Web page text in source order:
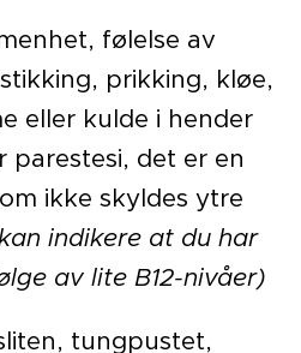
følelse av
prikking, kløe,
eller kulde i hender
parestesi, det er en
ikke skyldes ytre
indikere at du har
av lite B12-nivåer)
tungpustet,